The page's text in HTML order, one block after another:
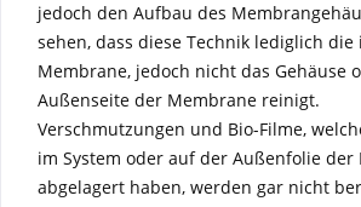
jedoch den Aufbau des
sehen, dass diese Technik lediglich
Membrane, jedoch nicht das Gehäuse
Außenseite der Membrane reinigt.
Verschmutzungen und Bio-Filme,
im System oder auf der Außenfolie der
abgelagert haben, werden gar nicht